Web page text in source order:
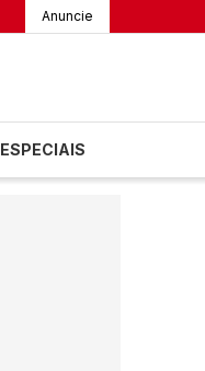
Anuncie
ESPECIAIS